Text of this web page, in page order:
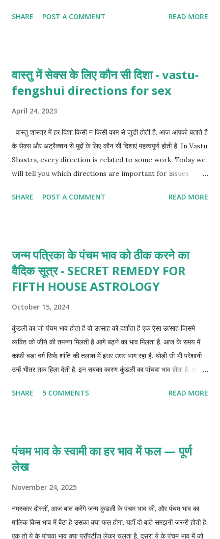
SHARE POST A COMMENT READ MORE
वास्तु में सेक्स के लिए कौन सी दिशा - vastu-
fengshui directions for sex
April 24, 2023
वास्तु शास्त्र में हर दिशा किसी न किसी काम से जुडी होती है. आज आपको बताते है
के सेक्स और अट्रैक्शन से मुद्दों के लिए कौन सी दिशाएं महत्वपूर्ण होती है. In Vastu
Shastra, every direction is related to some work. Today we
will tell you which directions are important for issues
SHARE POST A COMMENT READ MORE
जन्म पत्रिका के पंचम भाव को ठीक करने का
वैदिक सूत्र - SECRET REMEDY FOR
FIFTH HOUSE ASTROLOGY
October 15, 2024
कुंडली का जो पंचम भाव होता है वो उत्साह को दर्शाता है एक ऐसा उत्साह जिसमे
व्यक्ति को जीने की तमन्ना मिलती है आगे बढ़ने का भाव मिलता है. आज के समय में
काफी बड़ा वर्ग सिर्फ शांति की तलाश में इधर उधर भाग रहा है. थोड़ी सी भी परेशानी
उन्हें भीतर तक हिला देती है. इन सबका कारण कुंडली का पांचवा भाव होता है. आज
सकते है.
SHARE 5 COMMENTS READ MORE
पंचम भाव के स्वामी का हर भाव में फल — पूर्ण
लेख
November 24, 2025
नमस्कार दोस्तों, आज बात करेंगे जन्म कुंडली के पंचम भाव की, और पंचम भाव का
मालिक किस भाव में बैठा है उसका क्या फल होगा. यहाँ दो बाते समझनी जरुरी होती है,
एक तो ये के पांचवा भाव क्या प्रॉपर्टीज लेकर चलता है, दूसरा ये के पंचम भाव में जो